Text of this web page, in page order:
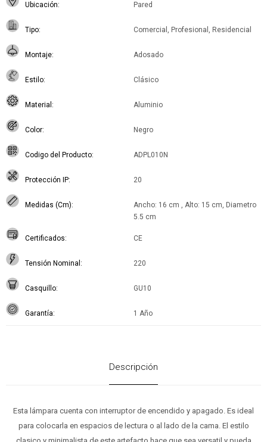
Ubicación Pared
Tipo Comercial, Profesional, Residencial
Montaje Adosado
Estilo Clásico
Material Aluminio
Color Negro
Codigo del Producto ADPL010N
Protección IP 20
Medidas (Cm)
Ancho: 16 cm , Alto: 15 cm, Diametro
5.5 cm
Certificados CE
Tensión Nominal 220
Casquillo GU10
Garantía 1 Año
Descripción
Esta lámpara cuenta con interruptor de encendido y apagado. Es ideal
para colocarla en espacios de lectura o al lado de la cama. El estilo